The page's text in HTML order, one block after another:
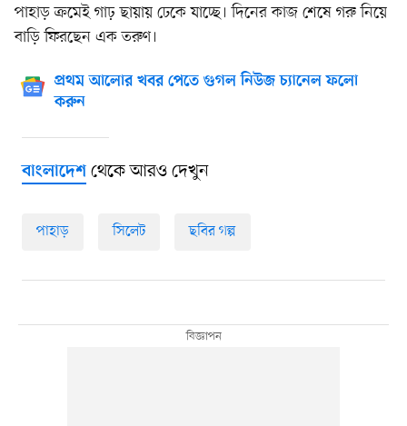
পাহাড় ক্রমেই গাঢ় ছায়ায় ঢেকে যাচ্ছে। দিনের কাজ শেষে গরু নিয়ে
বাড়ি ফিরছেন এক তরুণ।
প্রথম আলোর খবর পেতে গুগল নিউজ চ্যানেল ফলো
করুন
বাংলাদেশথেকে আরও দেখুন
পাহাড় সিলেট ছবির গল্প